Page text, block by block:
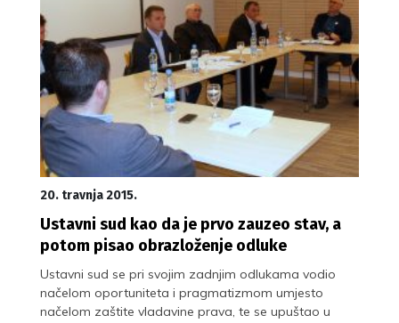
20. travnja 2015.
Ustavni sud kao da je prvo zauzeo stav, a
potom pisao obrazloženje odluke
Ustavni sud se pri svojim zadnjim odlukama vodio
načelom oportuniteta i pragmatizmom umjesto
načelom zaštite vladavine prava, te se upuštao u